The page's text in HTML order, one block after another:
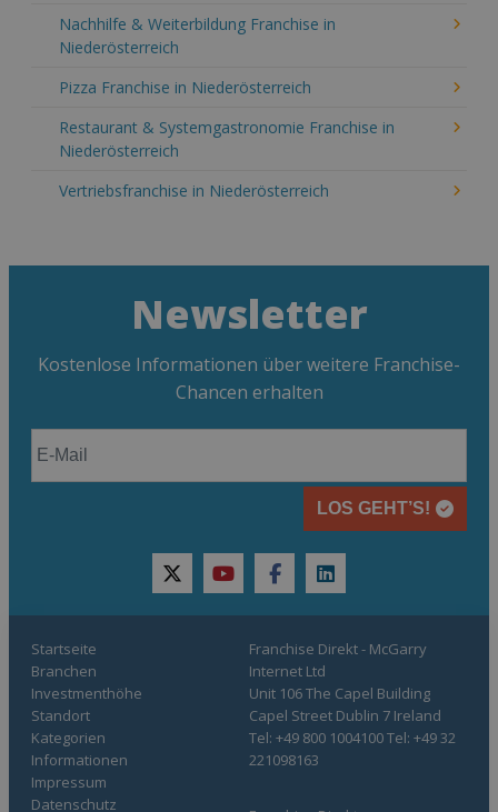
Nachhilfe & Weiterbildung Franchise in
Niederösterreich
Pizza Franchise in Niederösterreich
Restaurant & Systemgastronomie Franchise in
Niederösterreich
Vertriebsfranchise in Niederösterreich
Newsletter
Kostenlose Informationen über weitere Franchise-
Chancen erhalten
LOS GEHT’S!
twitteryoutubefacebooklinkedin
Startseite
Branchen
Investmenthöhe
Standort
Kategorien
Informationen
Impressum
Datenschutz
Franchise Direkt - McGarry
Internet Ltd
Unit 106 The Capel Building
Capel Street Dublin 7 Ireland
Tel: +49 800 1004100 Tel: +49 32
221098163